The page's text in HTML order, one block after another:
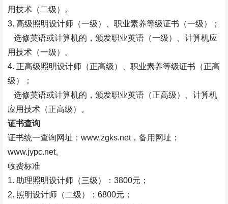
用技术（二级）。
3.高级照明设计师（一级）、职业素养等级证书（一级）；
选修英语或计算机的，颁发职业英语（一级）、计算机应
用技术（一级）。
4. 正高级照明设计师（正高级）、职业素养等级证书（正高
级）；
选修英语或计算机的，颁发职业英语（正高级）、计算机
应用技术（正高级）。
证书查询
证书统一查询网址：www.zgks.net，备用网址：
www.jypc.net。
收费标准
1. 助理照明设计师（三级）：3800元；
2. 照明设计师（二级）：6800元；